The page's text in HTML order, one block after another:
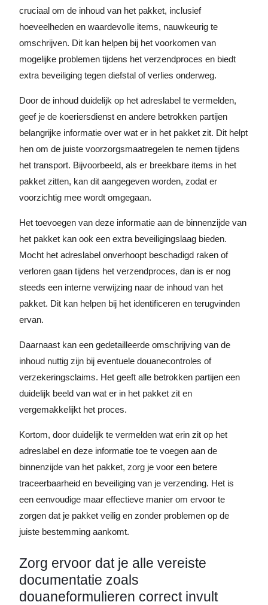
cruciaal om de inhoud van het pakket, inclusief
hoeveelheden en waardevolle items, nauwkeurig te
omschrijven. Dit kan helpen bij het voorkomen van
mogelijke problemen tijdens het verzendproces en biedt
extra beveiliging tegen diefstal of verlies onderweg.
Door de inhoud duidelijk op het adreslabel te vermelden,
geef je de koeriersdienst en andere betrokken partijen
belangrijke informatie over wat er in het pakket zit. Dit helpt
hen om de juiste voorzorgsmaatregelen te nemen tijdens
het transport. Bijvoorbeeld, als er breekbare items in het
pakket zitten, kan dit aangegeven worden, zodat er
voorzichtig mee wordt omgegaan.
Het toevoegen van deze informatie aan de binnenzijde van
het pakket kan ook een extra beveiligingslaag bieden.
Mocht het adreslabel onverhoopt beschadigd raken of
verloren gaan tijdens het verzendproces, dan is er nog
steeds een interne verwijzing naar de inhoud van het
pakket. Dit kan helpen bij het identificeren en terugvinden
ervan.
Daarnaast kan een gedetailleerde omschrijving van de
inhoud nuttig zijn bij eventuele douanecontroles of
verzekeringsclaims. Het geeft alle betrokken partijen een
duidelijk beeld van wat er in het pakket zit en
vergemakkelijkt het proces.
Kortom, door duidelijk te vermelden wat erin zit op het
adreslabel en deze informatie toe te voegen aan de
binnenzijde van het pakket, zorg je voor een betere
traceerbaarheid en beveiliging van je verzending. Het is
een eenvoudige maar effectieve manier om ervoor te
zorgen dat je pakket veilig en zonder problemen op de
juiste bestemming aankomt.
Zorg ervoor dat je alle vereiste
documentatie zoals
douaneformulieren correct invult